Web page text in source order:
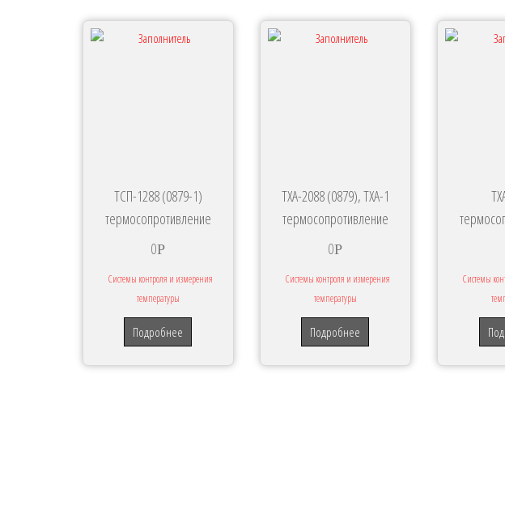
ТСП-1288 (0879-1)
термосопротивление
0Р
Системы контроля и измерения
температуры
Подробнее
ТХА-2088 (0879), ТХА-1
термосопротивление
0Р
Системы контроля и измерения
температуры
Подробнее
Системы